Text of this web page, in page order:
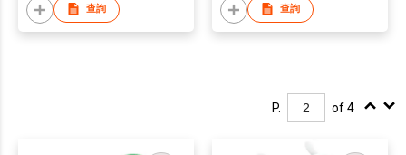
查詢 查詢
P. of 4